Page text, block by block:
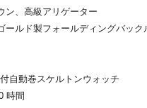
ン、高級アリゲーター
ールド製フォールディングバック
自動巻スケルトンウォッチ
時間